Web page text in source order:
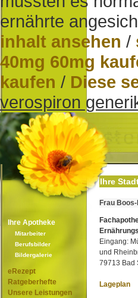
ernährte
inhalt ansehen /
40mg 60mg
kaufen / Diese
verospiron
Ihre Apotheke
Mitarbeiter
Berufsbilder
Bildergalerie
eRezept
Ratgeberhefte
Unsere Leistungen
Ihre
Frau
Eingang:
und
79713 Bad
Lageplan